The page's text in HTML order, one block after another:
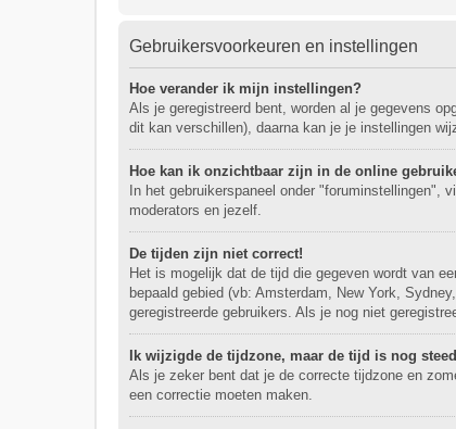
Gebruikersvoorkeuren en instellingen
Hoe verander ik mijn instellingen?
Als je geregistreerd bent, worden al je gegevens
dit kan verschillen), daarna kan je je instellingen
Hoe kan ik onzichtbaar zijn in de online
In het gebruikerspaneel onder "foruminstellingen",
moderators en jezelf.
De tijden zijn niet correct!
Het is mogelijk dat de tijd die gegeven wordt van
bepaald gebied (vb: Amsterdam, New York,
geregistreerde gebruikers. Als je nog niet
Ik wijzigde de tijdzone, maar de tijd is nog
Als je zeker bent dat je de correcte tijdzone en
een correctie moeten maken.